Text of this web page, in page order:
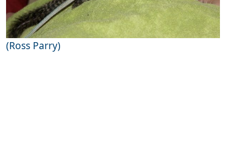
(Ross Parry)